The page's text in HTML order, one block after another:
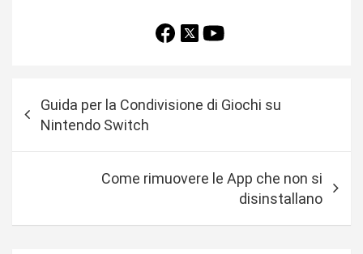
a
Guida per la Condivisione di Giochi su
Nintendo Switch
Come rimuovere le App che non si
disinstallano